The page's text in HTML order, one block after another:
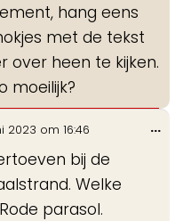
hang eens
met de tekst
over heen te kijken.
moeilijk?
2023 om 16:46
bij de
Welke
parasol.
...